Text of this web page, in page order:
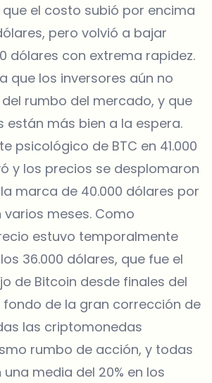
que el costo subió por encima
pero volvió a bajar
dólares con extrema rapidez.
que los inversores aún no
rumbo del mercado, y que
están más bien a la espera.
psicológico de BTC en 41.000
y los precios se desplomaron
marca de 40.000 dólares por
varios meses. Como
estuvo temporalmente
36.000 dólares, que fue el
de Bitcoin desde finales del
fondo de la gran corrección de
las criptomonedas
rumbo de acción, y todas
media del 20% en los